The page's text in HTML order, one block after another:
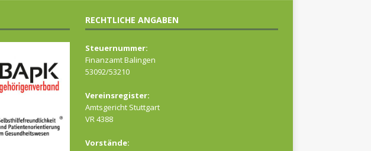
RECHTLICHE ANGABEN
Steuernummer:
Finanzamt Balingen
53092/53210
Vereinsregister:
Amtsgericht Stuttgart
VR 4388
Vorstände: